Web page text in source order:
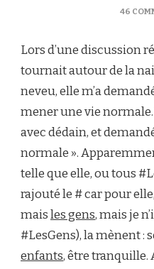
46
Lors d’une discussion
tournait autour de la
neveu, elle m’a
mener une vie normale.
avec dédain, et
normale ».
telle que elle, ou tous
rajouté le # car pour
maisles gens, mais je
#LesGens), la mènent :
enfants, être tranquille.